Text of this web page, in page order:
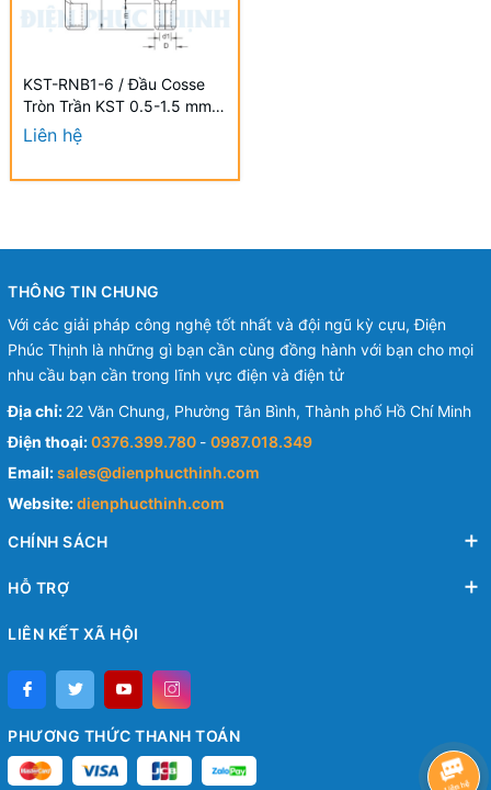
KST-RNB1-6 / Đầu Cosse
Tròn Trần KST 0.5-1.5 mm2
(100 Cái/Bịch) - NON-
INSULATED RING
Liên hệ
THÔNG TIN CHUNG
Với các giải pháp công nghệ tốt nhất và đội ngũ kỳ cựu, Điện
Phúc Thịnh là những gì bạn cần cùng đồng hành với bạn cho mọi
nhu cầu bạn cần trong lĩnh vực điện và điện tử
Địa chỉ: 22 Văn Chung, Phường Tân Bình, Thành phố Hồ Chí Minh
Điện thoại:0376.399.780 - 0987.018.349
Email:sales@dienphucthinh.com
Website:dienphucthinh.com
CHÍNH SÁCH
HỖ TRỢ
LIÊN KẾT XÃ HỘI
PHƯƠNG THỨC THANH TOÁN